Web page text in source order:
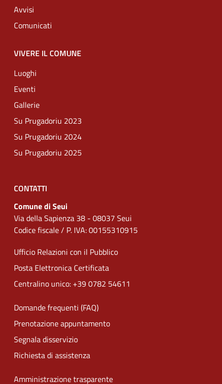
Avvisi
Comunicati
VIVERE IL COMUNE
Luoghi
Eventi
Gallerie
Su Prugadoriu 2023
Su Prugadoriu 2024
Su Prugadoriu 2025
CONTATTI
Comune di Seui
Via della Sapienza 38 - 08037 Seui
Codice fiscale / P. IVA: 00155310915
Ufficio Relazioni con il Pubblico
Posta Elettronica Certificata
Centralino unico: +39 0782 54611
Domande frequenti (FAQ)
Prenotazione appuntamento
Segnala disservizio
Richiesta di assistenza
Amministrazione trasparente